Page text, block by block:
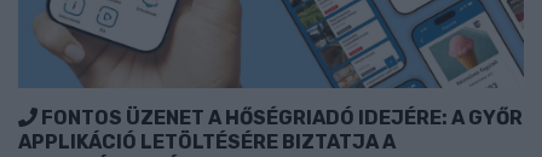
FONTOS ÜZENET A HŐSÉGRIADÓ IDEJÉRE: A GYŐR
APPLIKÁCIÓ LETÖLTÉSÉRE BIZTATJA A